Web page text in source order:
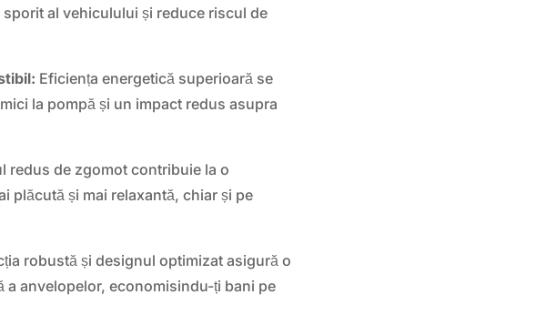
al vehiculului și reduce riscul de
Eficiența energetică superioară se
la pompă și un impact redus asupra
redus de zgomot contribuie la o
plăcută și mai relaxantă, chiar și pe
robustă și designul optimizat asigură o
a anvelopelor, economisindu-ți bani pe